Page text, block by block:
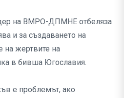
на ВМРО-ДПМНЕ отбеляза
и за създаването на
на жертвите на
в бивша Югославия.
е проблемът, ако